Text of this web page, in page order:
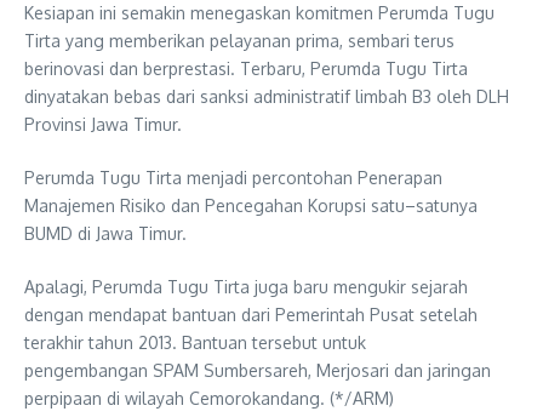
Kesiapan ini semakin menegaskan komitmen Perumda Tugu
Tirta yang memberikan pelayanan prima, sembari terus
berinovasi dan berprestasi. Terbaru, Perumda Tugu Tirta
dinyatakan bebas dari sanksi administratif limbah B3 oleh DLH
Provinsi Jawa Timur.
Perumda Tugu Tirta menjadi percontohan Penerapan
Manajemen Risiko dan Pencegahan Korupsi satu–satunya
BUMD di Jawa Timur.
Apalagi, Perumda Tugu Tirta juga baru mengukir sejarah
dengan mendapat bantuan dari Pemerintah Pusat setelah
terakhir tahun 2013. Bantuan tersebut untuk
pengembangan SPAM Sumbersareh, Merjosari dan jaringan
perpipaan di wilayah Cemorokandang. (*/ARM)